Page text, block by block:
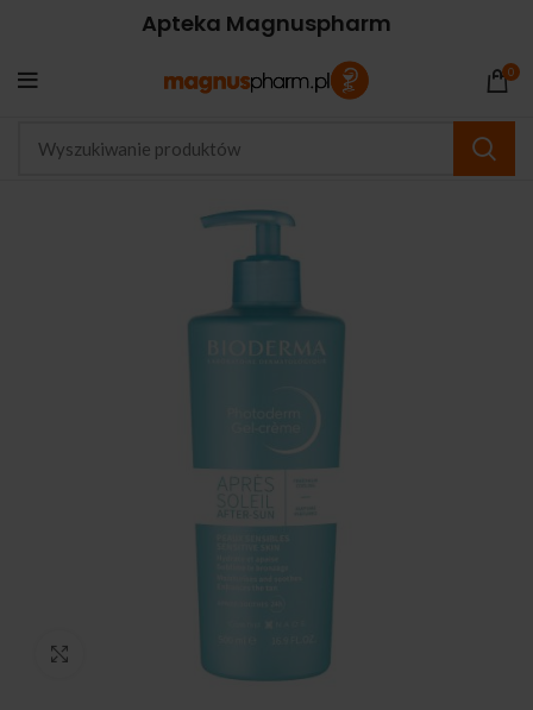
Apteka Magnuspharm
0